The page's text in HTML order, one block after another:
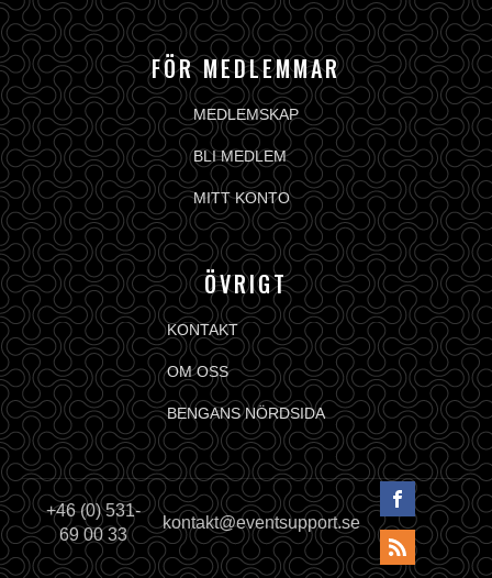
FÖR MEDLEMMAR
MEDLEMSKAP
BLI MEDLEM
MITT KONTO
ÖVRIGT
KONTAKT
OM OSS
BENGANS NÖRDSIDA
+46 (0) 531-
69 00 33
kontakt@eventsupport.se